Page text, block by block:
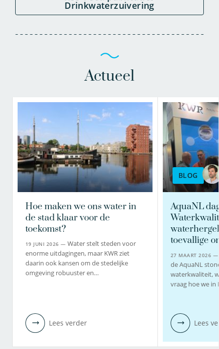
Drinkwaterzuivering
Actueel
Hoe maken we ons water in
de stad klaar voor de
toekomst?
19 JUNI 2026 —Water stelt steden voor
enorme uitdagingen, maar KWR ziet
daarin ook kansen om de stedelijke
omgeving robuuster en…
Lees verder
BLOG
AquaNL
toevallige
27 MAART 2026
de AquaNL
waterkwaliteit,
vraag hoe we
Lees